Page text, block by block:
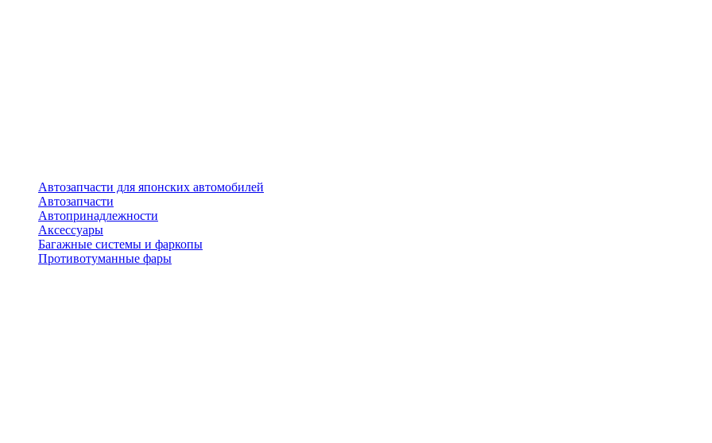
Автозапчасти для японских автомобилей
Автозапчасти
Автопринадлежности
Аксессуары
Багажные системы и фаркопы
Противотуманные фары